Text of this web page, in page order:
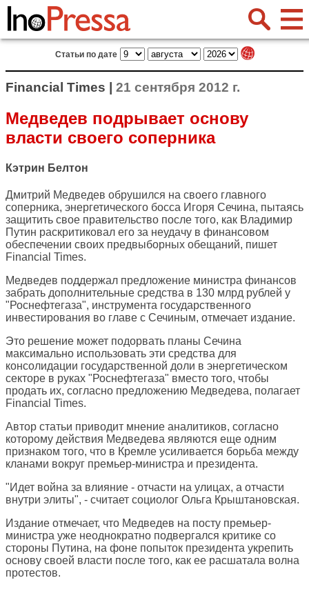
Статьи по дате
Financial Times | 21 сентября 2012 г.
Медведев подрывает основу
власти своего соперника
Кэтрин Белтон
Дмитрий Медведев обрушился на своего главного
соперника, энергетического босса Игоря Сечина, пытаясь
защитить свое правительство после того, как Владимир
Путин раскритиковал его за неудачу в финансовом
обеспечении своих предвыборных обещаний, пишет
Financial Times.
Медведев поддержал предложение министра финансов
забрать дополнительные средства в 130 млрд рублей у
"Роснефтегаза", инструмента государственного
инвестирования во главе с Сечиным, отмечает издание.
Это решение может подорвать планы Сечина
максимально использовать эти средства для
консолидации государственной доли в энергетическом
секторе в руках "Роснефтегаза" вместо того, чтобы
продать их, согласно предложению Медведева, полагает
Financial Times.
Автор статьи приводит мнение аналитиков, согласно
которому действия Медведева являются еще одним
признаком того, что в Кремле усиливается борьба между
кланами вокруг премьер-министра и президента.
"Идет война за влияние - отчасти на улицах, а отчасти
внутри элиты", - считает социолог Ольга Крыштановская.
Издание отмечает, что Медведев на посту премьер-
министра уже неоднократно подвергался критике со
стороны Путина, на фоне попыток президента укрепить
основу своей власти после того, как ее расшатала волна
протестов.